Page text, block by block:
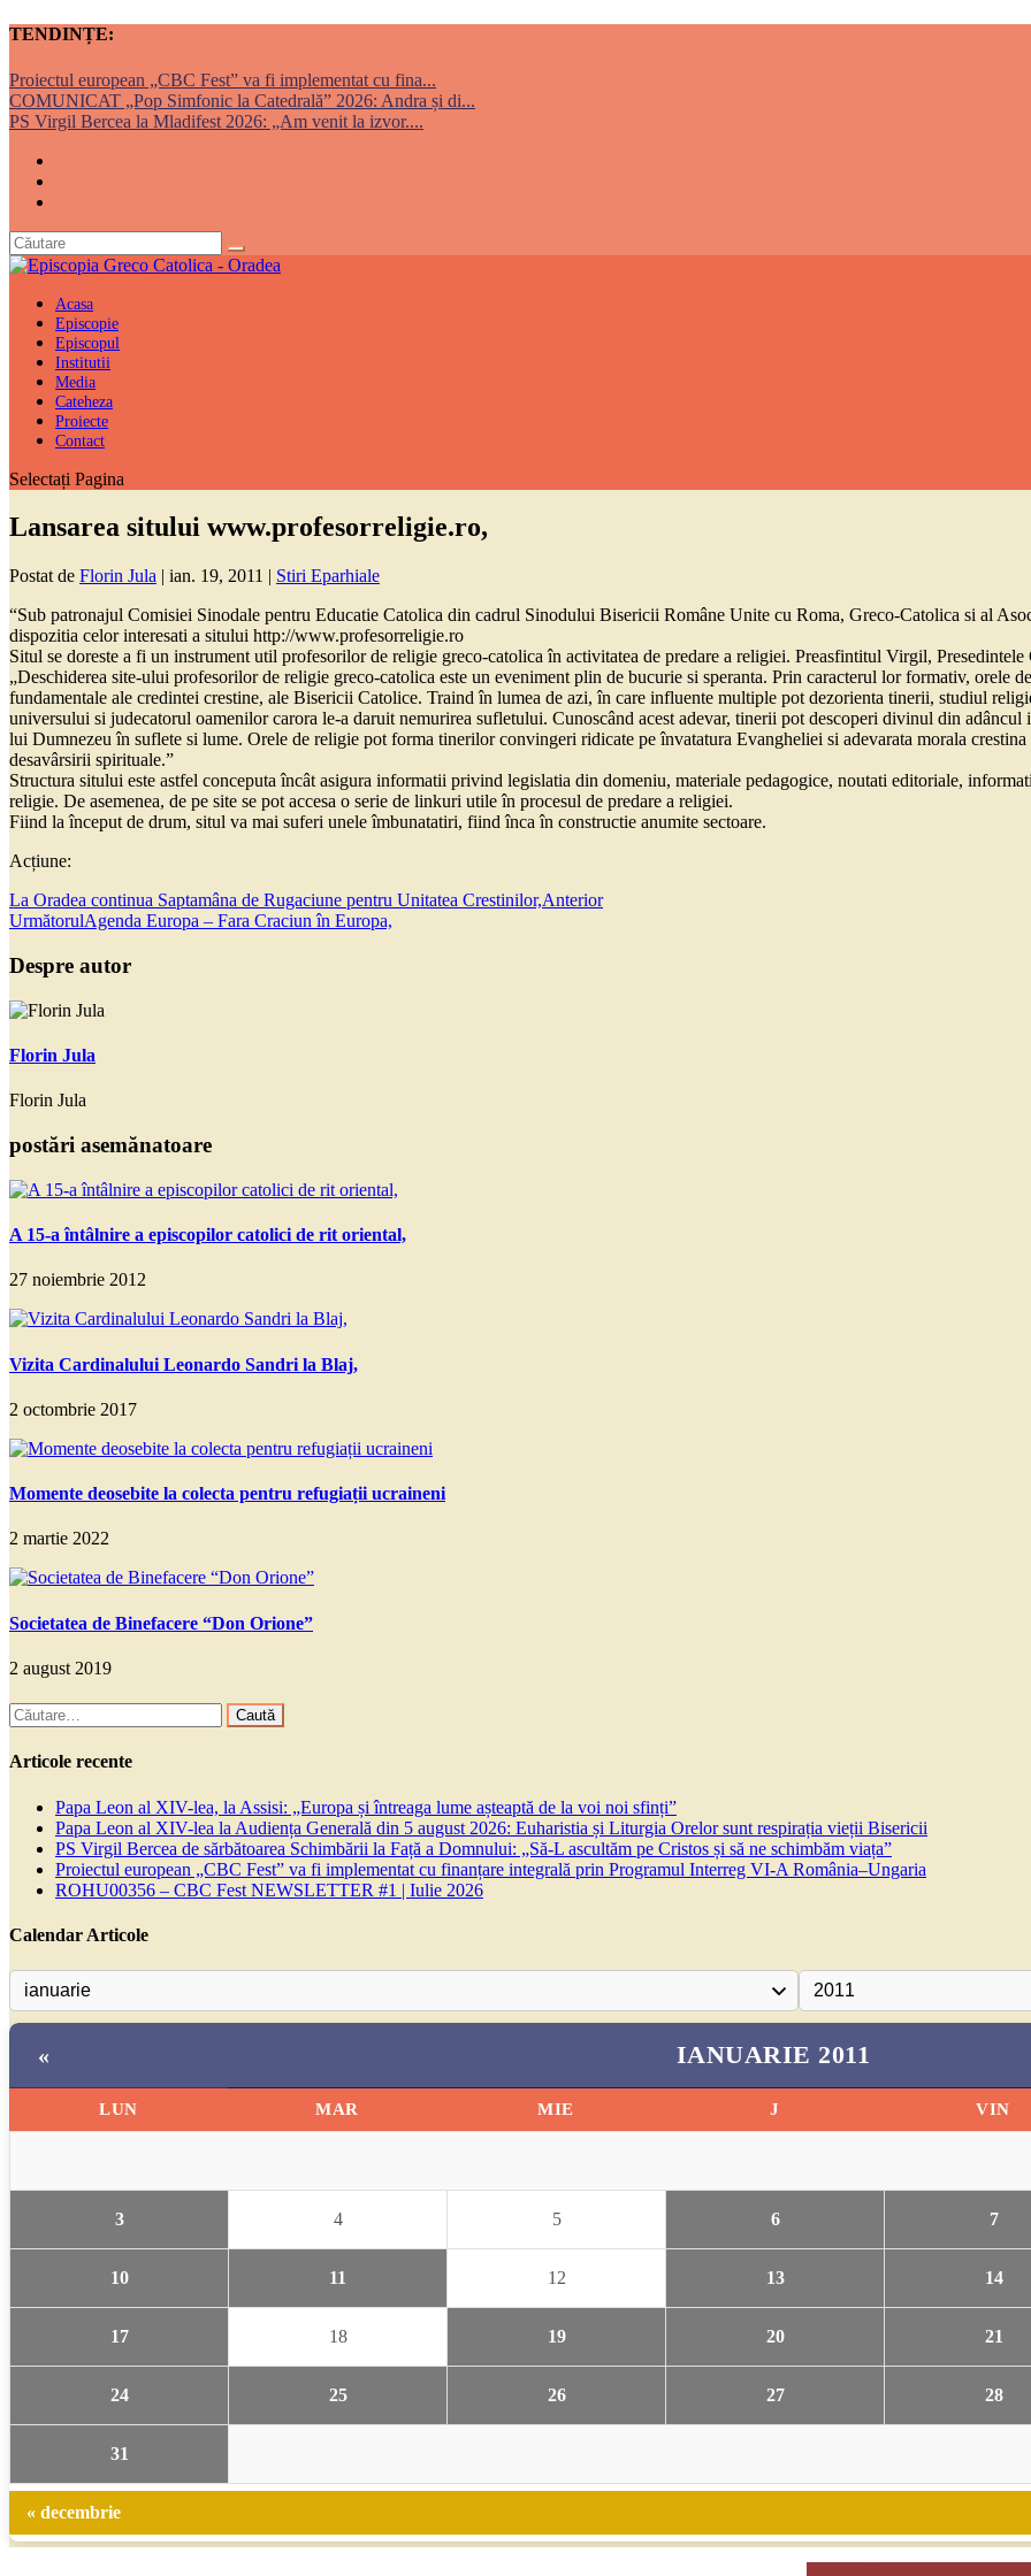
TENDINȚE:
Proiectul european „CBC Fest” va fi implementat cu fina...
COMUNICAT „Pop Simfonic la Catedrală” 2026: Andra și di...
PS Virgil Bercea la Mladifest 2026: „Am venit la izvor....
Acasa
Episcopie
Episcopul
Institutii
Media
Cateheza
Proiecte
Contact
Selectați Pagina
Lansarea sitului www.profesorreligie.ro,
Postat de Florin Jula | ian. 19, 2011 | Stiri Eparhiale
“Sub patronajul Comisiei Sinodale pentru Educatie Catolica din cadrul Sinodului Bisericii Române Unite cu Roma, Greco-Catolica si al
dispozitia celor interesati a sitului http://www.profesorreligie.ro
Situl se doreste a fi un instrument util profesorilor de religie greco-catolica în activitatea de predare a religiei. Preasfintitul Virgil,
„Deschiderea site-ului profesorilor de religie greco-catolica este un eveniment plin de bucurie si speranta. Prin caracterul lor formativ, orele
fundamentale ale credintei crestine, ale Bisericii Catolice. Traind în lumea de azi, în care influente multiple pot dezorienta tinerii, studiul
universului si judecatorul oamenilor carora le-a daruit nemurirea sufletului. Cunoscând acest adevar, tinerii pot descoperi divinul din
lui Dumnezeu în suflete si lume. Orele de religie pot forma tinerilor convingeri ridicate pe învatatura Evangheliei si adevarata morala
desavârsirii spirituale.”
Structura sitului este astfel conceputa încât asigura informatii privind legislatia din domeniu, materiale pedagogice, noutati editoriale,
religie. De asemenea, de pe site se pot accesa o serie de linkuri utile în procesul de predare a religiei.
Fiind la început de drum, situl va mai suferi unele îmbunatatiri, fiind înca în constructie anumite sectoare.
Acțiune:
La Oradea continua Saptamâna de Rugaciune pentru Unitatea Crestinilor,Anterior
UrmătorulAgenda Europa – Fara Craciun în Europa,
Despre autor
Florin Jula
Florin Jula
postări asemănatoare
A 15-a întâlnire a episcopilor catolici de rit oriental,
27 noiembrie 2012
Vizita Cardinalului Leonardo Sandri la Blaj,
2 octombrie 2017
Momente deosebite la colecta pentru refugiații ucraineni
2 martie 2022
Societatea de Binefacere “Don Orione”
2 august 2019
Caută
după:
Articole recente
Papa Leon al XIV-lea, la Assisi: „Europa și întreaga lume așteaptă de la voi noi sfinți”
Papa Leon al XIV-lea la Audiența Generală din 5 august 2026: Euharistia și Liturgia Orelor sunt respirația vieții Bisericii
PS Virgil Bercea de sărbătoarea Schimbării la Față a Domnului: „Să-L ascultăm pe Cristos și să ne schimbăm viața”
Proiectul european „CBC Fest” va fi implementat cu finanțare integrală prin Programul Interreg VI-A România–Ungaria
ROHU00356 – CBC Fest NEWSLETTER #1 | Iulie 2026
Calendar Articole
« IANUARIE 2011
LUN MAR MIE J VIN
3 4 5 6 7
10 11 12 13 14
17 18 19 20 21
24 25 26 27 28
31
« decembrie